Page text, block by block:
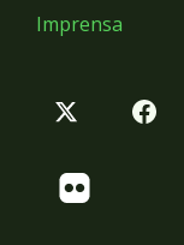
Imprensa